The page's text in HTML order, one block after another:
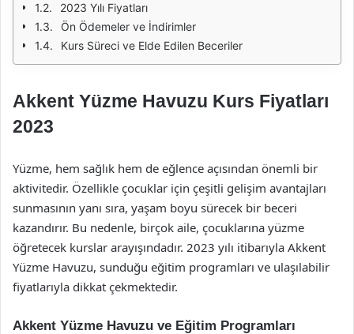
2023 Yılı Fiyatları
Ön Ödemeler ve İndirimler
Kurs Süreci ve Elde Edilen Beceriler
Akkent Yüzme Havuzu Kurs Fiyatları
2023
Yüzme, hem sağlık hem de eğlence açısından önemli bir
aktivitedir. Özellikle çocuklar için çeşitli gelişim avantajları
sunmasının yanı sıra, yaşam boyu sürecek bir beceri
kazandırır. Bu nedenle, birçok aile, çocuklarına yüzme
öğretecek kurslar arayışındadır. 2023 yılı itibarıyla Akkent
Yüzme Havuzu, sunduğu eğitim programları ve ulaşılabilir
fiyatlarıyla dikkat çekmektedir.
Akkent Yüzme Havuzu ve Eğitim Programları